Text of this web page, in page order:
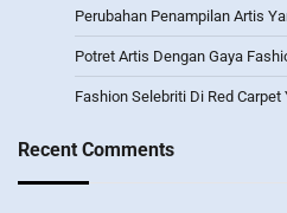
Perubahan Penampilan Artis
Potret Artis Dengan Gaya
Fashion Selebriti Di Red
Recent Comments